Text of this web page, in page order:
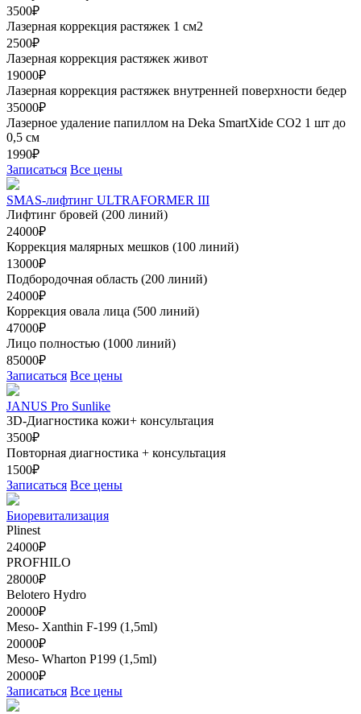
3500₽
Лазерная коррекция растяжек 1 см2
2500₽
Лазерная коррекция растяжек живот
19000₽
Лазерная коррекция растяжек внутренней поверхности бедер
35000₽
Лазерное удаление папиллом на Deka SmartXide CO2 1 шт до
0,5 см
1990₽
Записаться Все цены
SMAS-лифтинг ULTRAFORMER III
Лифтинг бровей (200 линий)
24000₽
Коррекция малярных мешков (100 линий)
13000₽
Подбородочная область (200 линий)
24000₽
Коррекция овала лица (500 линий)
47000₽
Лицо полностью (1000 линий)
85000₽
Записаться Все цены
JANUS Pro Sunlike
3D-Диагностика кожи+ консультация
3500₽
Повторная диагностика + консультация
1500₽
Записаться Все цены
Биоревитализация
Plinest
24000₽
PROFHILO
28000₽
Belotero Hydro
20000₽
Meso- Xanthin F-199 (1,5ml)
20000₽
Meso- Wharton Р199 (1,5ml)
20000₽
Записаться Все цены